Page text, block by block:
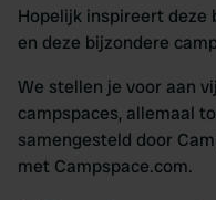
Hopelijk inspireert deze
en deze bijzondere
We stellen je voor aan
campspaces, allemaal
samengesteld door
met Campspace.com.